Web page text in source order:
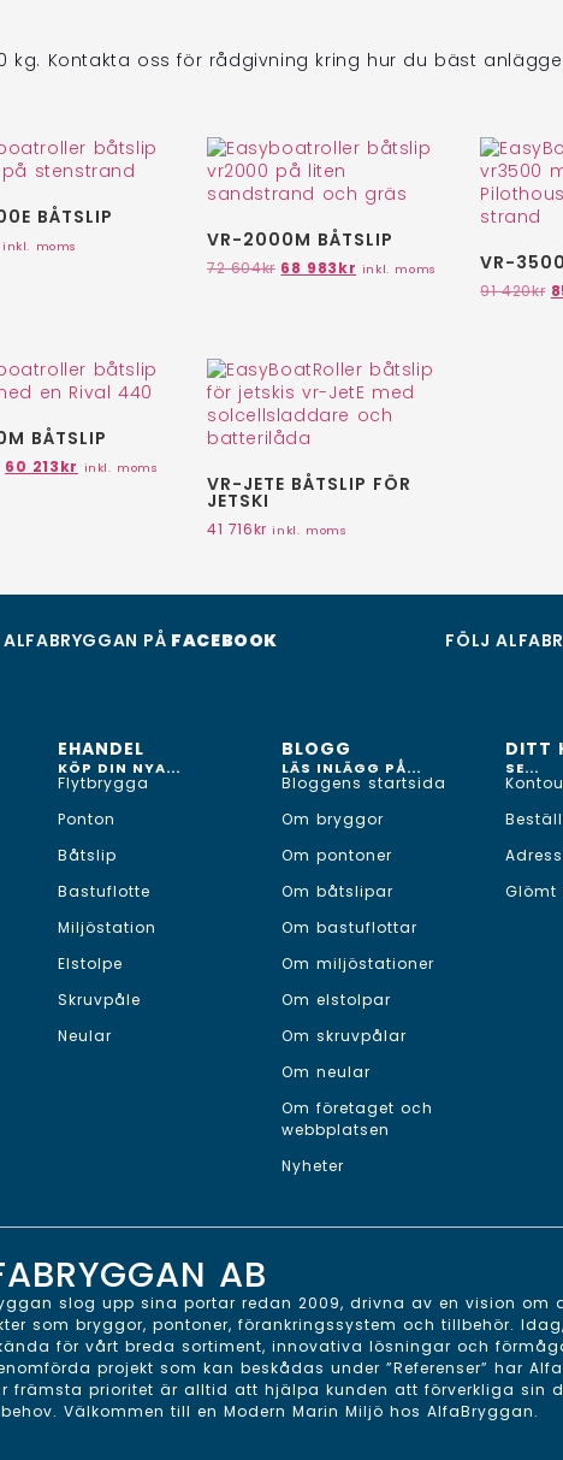
Kontakta oss för rådgivning kring hur du bäst
BÅTSLIP
inkl. moms VR-2000M BÅTSLIP
72 604kr 68 983kr inkl. moms VR-
91 420kr
BÅTSLIP
60 213kr inkl. moms
VR-JETE BÅTSLIP FÖR
JETSKI
41 716kr inkl. moms
PÅ FACEBOOK FÖLJ
EHANDEL
KÖP DIN NYA...
Flytbrygga
Ponton
Båtslip
Bastuflotte
Miljöstation
Elstolpe
Skruvpåle
Neular
BLOGG
LÄS INLÄGG PÅ...
Bloggens startsida
Om bryggor
Om pontoner
Om båtslipar
Om bastuflottar
Om miljöstationer
Om elstolpar
Om skruvpålar
Om neular
Om företaget och
webbplatsen
Nyheter
DITT
SE...
Glömt
AB
slog upp sina portar redan 2009, drivna av en vision
som bryggor, pontoner, förankringssystem och tillbehör.
för vårt breda sortiment, innovativa lösningar och
projekt som kan beskådas under ”Referenser” har
främsta prioritet är alltid att hjälpa kunden att förverkliga sin
Välkommen till en Modern Marin Miljö hos AlfaBryggan.